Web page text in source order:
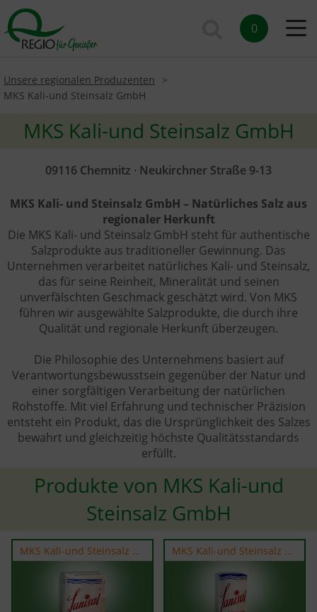
0
Unsere regionalen Produzenten
MKS Kali-und Steinsalz GmbH
MKS Kali-und Steinsalz GmbH
09116 Chemnitz · Neukirchner Straße 9-13
MKS Kali- und Steinsalz GmbH – Natürliches Salz aus
regionaler Herkunft
Die MKS Kali- und Steinsalz GmbH steht für authentische
Salzprodukte aus traditioneller Gewinnung. Das
Unternehmen verarbeitet natürliches Kali- und Steinsalz,
das für seine Reinheit, Mineralität und seinen
unverfälschten Geschmack geschätzt wird. Von MKS
führen wir ausgewählte Salzprodukte, die durch ihre
Qualität und regionale Herkunft überzeugen.
Die Philosophie des Unternehmens basiert auf
Verantwortungsbewusstsein gegenüber der Natur und
einer sorgfältigen Verarbeitung der natürlichen
Rohstoffe. Mit viel Erfahrung und technischer Präzision
entsteht ein Produkt, das die Ursprünglichkeit des Salzes
bewahrt und gleichzeitig höchste Qualitätsstandards
erfüllt.
Produkte von MKS Kali-und
Steinsalz GmbH
MKS Kali-und Steinsalz GmbH MKS Kali-und Steinsalz GmbH